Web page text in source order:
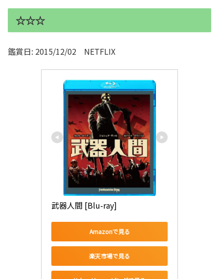
☆☆☆
鑑賞日: 2015/12/02 NETFLIX
武器人間 [Blu-ray]
Amazonで見る
楽天市場で見る